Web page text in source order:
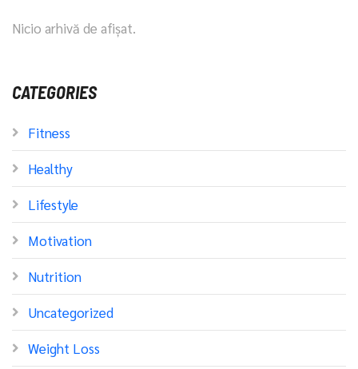
Nicio arhivă de afișat.
CATEGORIES
Fitness
Healthy
Lifestyle
Motivation
Nutrition
Uncategorized
Weight Loss